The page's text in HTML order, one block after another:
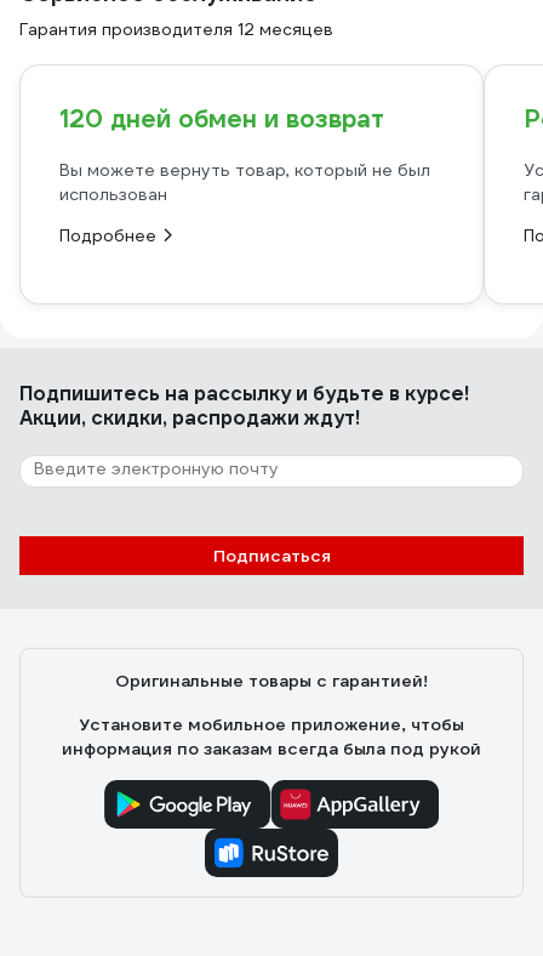
Гарантия производителя 12 месяцев
120 дней обмен и возврат
Вы можете вернуть товар, который не был
использован
Подробнее
Подпишитесь на рассылкуи будьте в курсе!
Акции, скидки, распродажи ждут!
Подписаться
Оригинальные товары с гарантией!
Установите мобильное приложение, чтобы
информация по заказам всегда была под рукой